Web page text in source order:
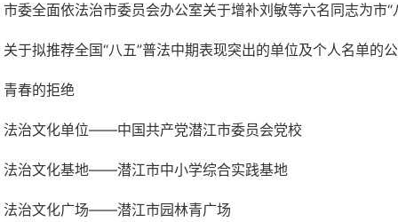
市委全面依法治市委员会办公室关于增补刘敏等六名同志为市“
关于拟推荐全国“八五”普法中期表现突出的单位及个人名单的
青春的拒绝
法治文化单位——中国共产党潜江市委员会党校
法治文化基地——潜江市中小学综合实践基地
法治文化广场——潜江市园林青广场